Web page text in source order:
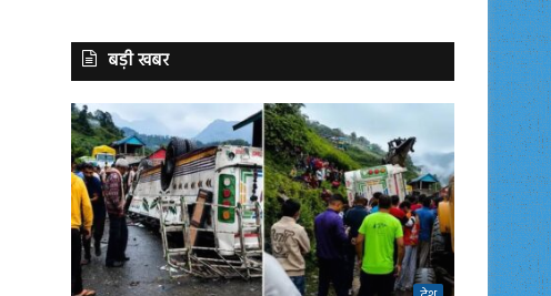
बड़ी खबर